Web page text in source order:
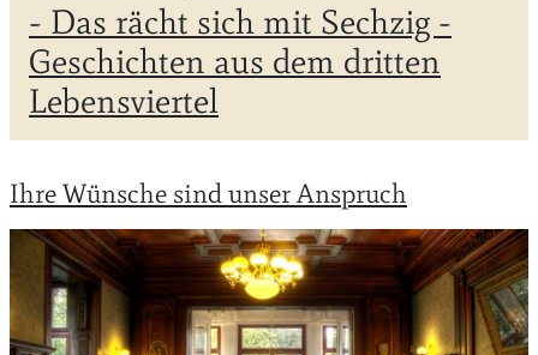
- Das rächt sich mit Sechzig -
Geschichten aus dem dritten
Lebensviertel
Ihre Wünsche sind unser Anspruch